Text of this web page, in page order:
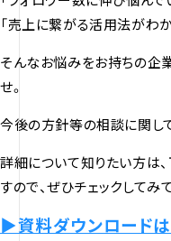
「売上に繋がる活用法がわ
そんなお悩みをお持ちの企
せ。
今後の方針等の相談に関し
詳細について知りたい方は
すので、ぜひチェックしてみ
▶︎資料ダウンロードは